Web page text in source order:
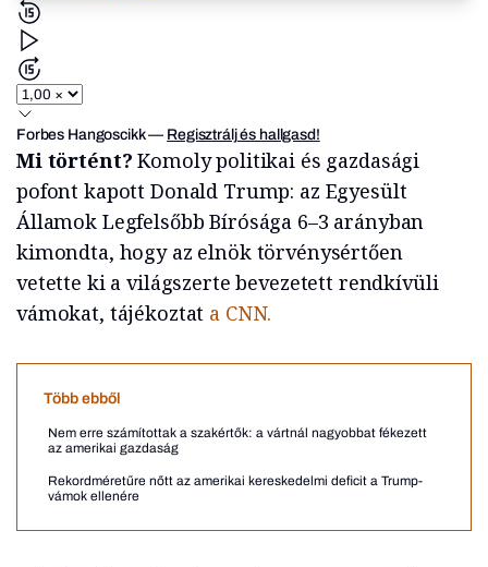
Forbes Hangoscikk— Regisztrálj és hallgasd!
Mi történt?Komoly politikai és gazdasági
pofont kapott Donald Trump: az Egyesült
Államok Legfelsőbb Bírósága 6–3 arányban
kimondta, hogy az elnök törvénysértően
vetette ki a világszerte bevezetett rendkívüli
vámokat, tájékoztat a CNN.
Több ebből
Nem erre számítottak a szakértők: a vártnál nagyobbat fékezett
az amerikai gazdaság
Rekordméretűre nőtt az amerikai kereskedelmi deficit a Trump-
vámok ellenére